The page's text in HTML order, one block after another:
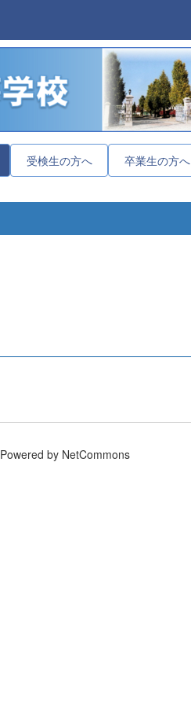
受検生の方へ 卒業生の方へ
Powered by NetCommons